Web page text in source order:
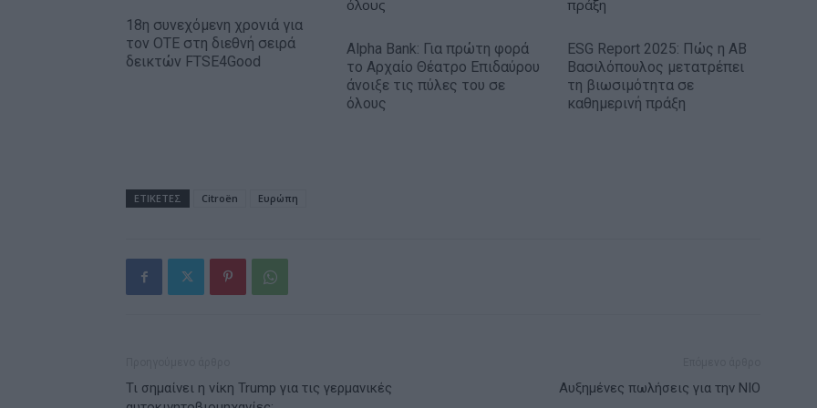
18η συνεχόμενη χρονιά για
τον ΟΤΕ στη διεθνή σειρά
δεικτών FTSE4Good
Alpha Bank: Για πρώτη φορά
το Αρχαίο Θέατρο Επιδαύρου
άνοιξε τις πύλες του σε
όλους
ESG Report 2025: Πώς η ΑΒ
Βασιλόπουλος μετατρέπει
τη βιωσιμότητα σε
καθημερινή πράξη
ΕΤΙΚΕΤΕΣ Citroën Ευρώπη
Τι σημαίνει η νίκη Trump για τις γερμανικές
Αυξημένες πωλήσεις για την NIO